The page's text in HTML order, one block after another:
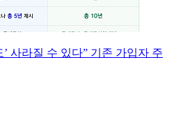
’ 사라질 수 있다” 기존 가입자 주